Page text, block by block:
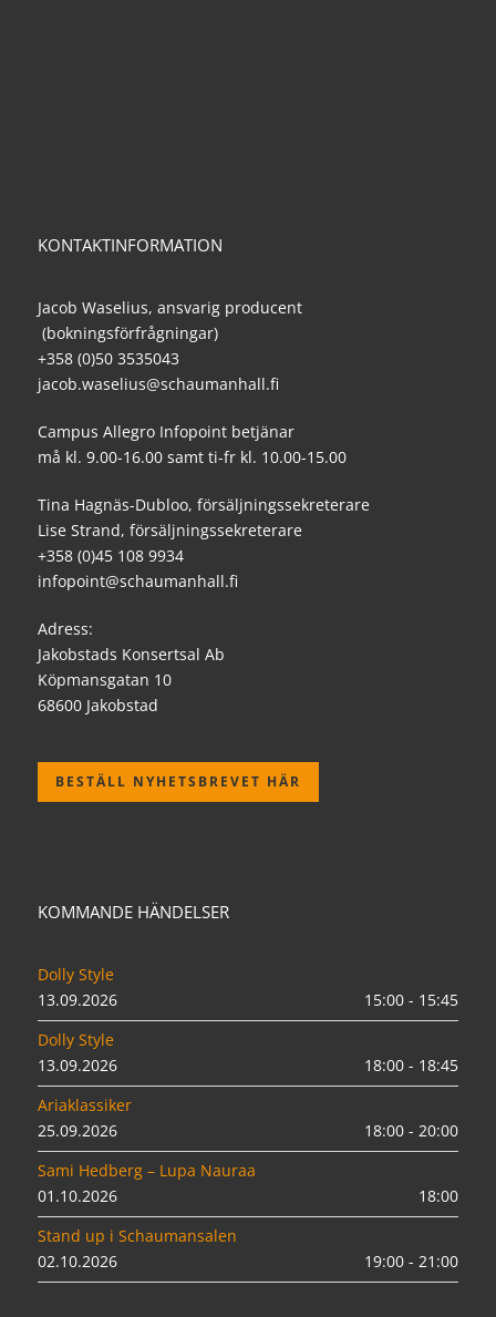
KONTAKTINFORMATION
Jacob Waselius, ansvarig producent
(bokningsförfrågningar)
+358 (0)50 3535043
jacob.waselius@schaumanhall.fi
Campus Allegro Infopoint betjänar
må kl. 9.00-16.00 samt ti-fr kl. 10.00-15.00
Tina Hagnäs-Dubloo, försäljningssekreterare
Lise Strand, försäljningssekreterare
+358 (0)45 108 9934
infopoint@schaumanhall.fi
Adress:
Jakobstads Konsertsal Ab
Köpmansgatan 10
68600 Jakobstad
BESTÄLL NYHETSBREVET HÄR
KOMMANDE HÄNDELSER
Dolly Style
13.09.2026
15:00 - 15:45
Dolly Style
13.09.2026
18:00 - 18:45
Ariaklassiker
25.09.2026
18:00 - 20:00
Sami Hedberg – Lupa Nauraa
01.10.2026
18:00
Stand up i Schaumansalen
02.10.2026
19:00 - 21:00